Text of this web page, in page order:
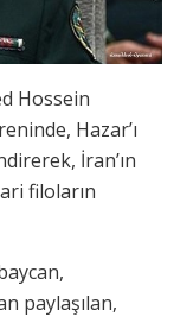
Hossein
Hazar’ı
İran’ın
filoların
paylaşılan,